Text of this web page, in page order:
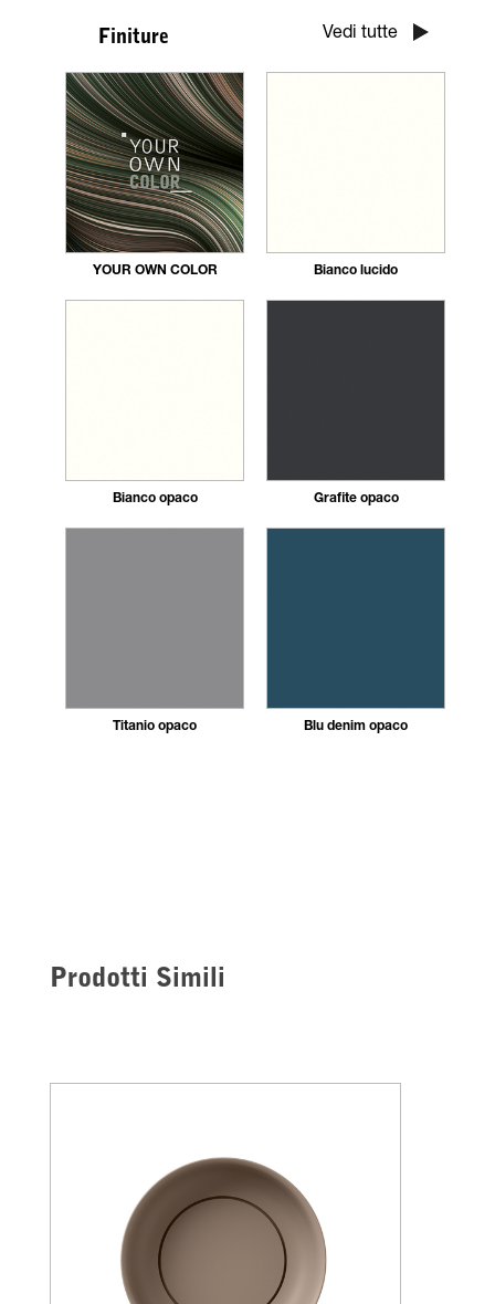
Finiture Vedi tutte
YOUR OWN COLOR Bianco lucido
Bianco opaco Grafite opaco
Titanio opaco Blu denim opaco
Prodotti Simili